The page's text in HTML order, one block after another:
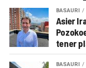
BASAURI
Asier
tener
BASAURI